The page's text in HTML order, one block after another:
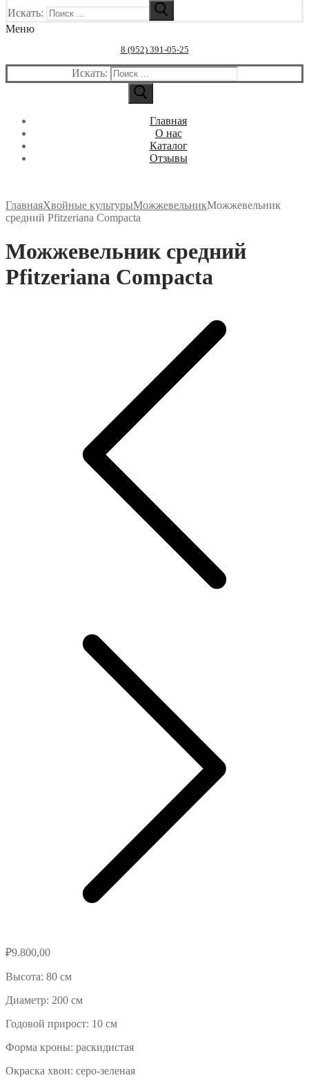
Искать:
Меню
8 (952) 391-05-25
Искать:
Главная
О нас
Каталог
Отзывы
ГлавнаяХвойные культурыМожжевельникМожжевельник
средний Pfitzeriana Compacta
Можжевельник средний
Pfitzeriana Compacta
₽9.800,00
Высота: 80 см
Диаметр: 200 см
Годовой прирост: 10 см
Форма кроны: раскидистая
Окраска хвои: серо-зеленая